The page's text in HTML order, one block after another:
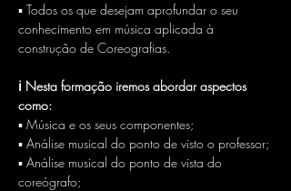
▪ Todos os que desejam aprofundar o seu
conhecimento em música aplicada à
construção de Coreografias.
ℹ Nesta formação iremos abordar aspectos
como:
▪ Música e os seus componentes;
▪ Análise musical do ponto de visto o professor;
▪ Análise musical do ponto de vista do
coreógrafo;